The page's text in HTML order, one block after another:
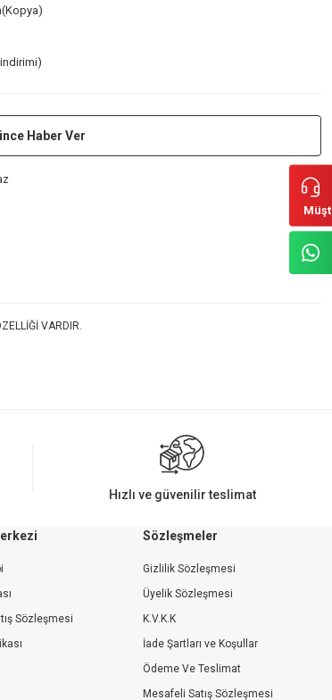
Haber Ver
VARDIR.
Hızlı ve güvenilir teslimat
Sözleşmesi
Sözleşmeler
Gizlilik Sözleşmesi
Üyelik Sözleşmesi
K.V.K.K
İade Şartları ve Koşullar
Ödeme Ve Teslimat
Mesafeli Satış Sözleşmesi